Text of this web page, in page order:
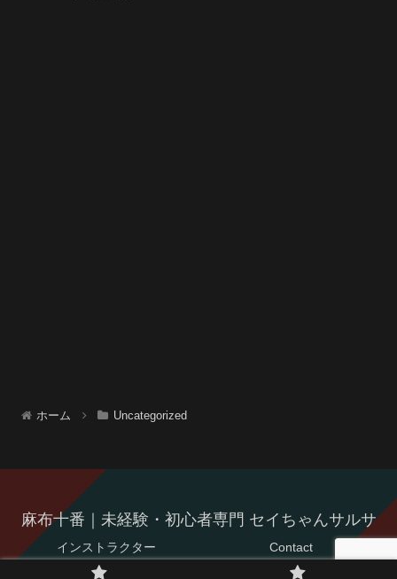
ホーム Uncategorized
麻布十番｜未経験・初心者専門 セイちゃんサルサ
インストラクター Contact